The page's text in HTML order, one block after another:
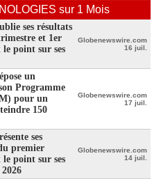
sur 1 Mois
ses résultats
et 1er
le point sur ses
Globenewswire.com
16 juil.
un
Programme
pour un
150
Globenewswire.com
17 juil.
ses
premier
le point sur ses
Globenewswire.com
14 juil.